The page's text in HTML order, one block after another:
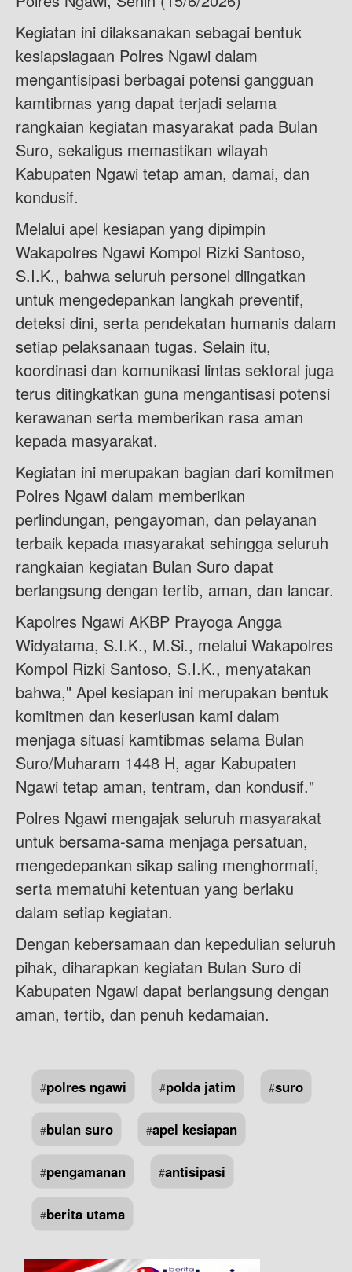
Kegiatan ini dilaksanakan sebagai bentuk
kesiapsiagaan Polres Ngawi dalam
mengantisipasi berbagai potensi gangguan
kamtibmas yang dapat terjadi selama
rangkaian kegiatan masyarakat pada Bulan
Suro, sekaligus memastikan wilayah
Kabupaten Ngawi tetap aman, damai, dan
kondusif.
Melalui apel kesiapan yang dipimpin
Wakapolres Ngawi Kompol Rizki Santoso,
S.I.K., bahwa seluruh personel diingatkan
untuk mengedepankan langkah preventif,
deteksi dini, serta pendekatan humanis dalam
setiap pelaksanaan tugas. Selain itu,
koordinasi dan komunikasi lintas sektoral juga
terus ditingkatkan guna mengantisasi potensi
kerawanan serta memberikan rasa aman
kepada masyarakat.
Kegiatan ini merupakan bagian dari komitmen
Polres Ngawi dalam memberikan
perlindungan, pengayoman, dan pelayanan
terbaik kepada masyarakat sehingga seluruh
rangkaian kegiatan Bulan Suro dapat
berlangsung dengan tertib, aman, dan lancar.
Kapolres Ngawi AKBP Prayoga Angga
Widyatama, S.I.K., M.Si., melalui Wakapolres
Kompol Rizki Santoso, S.I.K., menyatakan
bahwa," Apel kesiapan ini merupakan bentuk
komitmen dan keseriusan kami dalam
menjaga situasi kamtibmas selama Bulan
Suro/Muharam 1448 H, agar Kabupaten
Ngawi tetap aman, tentram, dan kondusif."
Polres Ngawi mengajak seluruh masyarakat
untuk bersama-sama menjaga persatuan,
mengedepankan sikap saling menghormati,
serta mematuhi ketentuan yang berlaku
dalam setiap kegiatan.
Dengan kebersamaan dan kepedulian seluruh
pihak, diharapkan kegiatan Bulan Suro di
Kabupaten Ngawi dapat berlangsung dengan
aman, tertib, dan penuh kedamaian.
#polres ngawi #polda jatim #suro
#bulan suro #apel kesiapan
#pengamanan #antisipasi
#berita utama